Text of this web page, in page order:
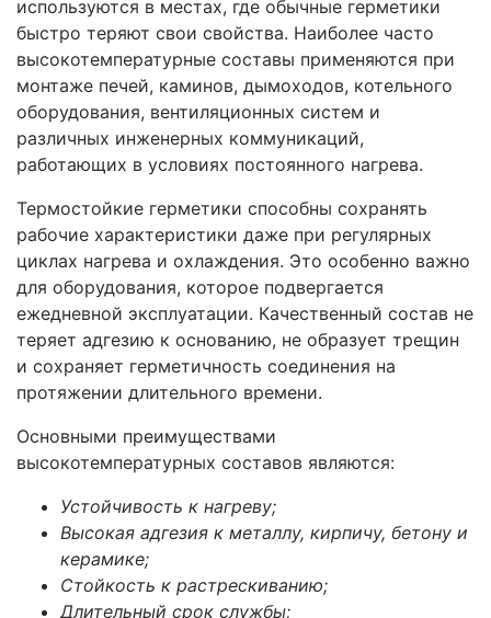
используются в местах, где обычные герметики
быстро теряют свои свойства. Наиболее часто
высокотемпературные составы применяются при
монтаже печей, каминов, дымоходов, котельного
оборудования, вентиляционных систем и
различных инженерных коммуникаций,
работающих в условиях постоянного нагрева.
Термостойкие герметики способны сохранять
рабочие характеристики даже при регулярных
циклах нагрева и охлаждения. Это особенно важно
для оборудования, которое подвергается
ежедневной эксплуатации. Качественный состав не
теряет адгезию к основанию, не образует трещин
и сохраняет герметичность соединения на
протяжении длительного времени.
Основными преимуществами
высокотемпературных составов являются:
Устойчивость к нагреву;
Высокая адгезия к металлу, кирпичу, бетону и
керамике;
Стойкость к растрескиванию;
Длительный срок службы;